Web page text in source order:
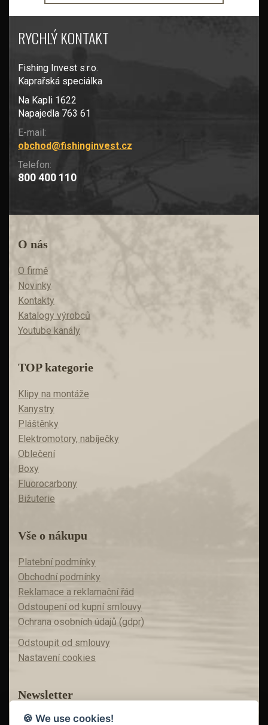
RYCHLÝ KONTAKT
Fishing Invest s.r.o.
Kaprařská speciálka
Na Kapli 1622
Napajedla 763 61
E-mail:
obchod@fishinginvest.cz
Telefon:
800 400 110
O nás
O firmě
Novinky
Kontakty
Katalogy výrobců
Youtube kanály
TOP kategorie
Klipy na montáže
Kanystry
Pláštěnky
Elektromotory, nabíječky
Oblečení
Boxy
Fluorocarbony
Bižuterie
Vše o nákupu
Platební podmínky
Obchodní podmínky
Reklamace a reklamační řád
Odstoupení od kupní smlouvy
Ochrana osobních údajů (gdpr)
Odstoupit od smlouvy
Nastavení cookies
Newsletter
Máte zájem o akční nabídky?
🍪 We use cookies!